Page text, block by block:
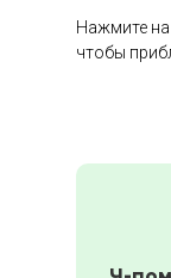
Нажмите
чтобы